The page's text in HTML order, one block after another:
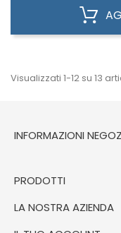
Visualizzati 1-12 su 13
INFORMAZIONI
PRODOTTI
LA NOSTRA AZIENDA